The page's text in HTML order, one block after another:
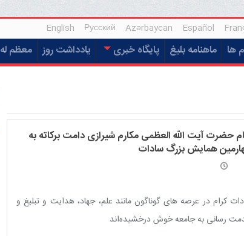
Español
Azərbaycan
Русский
English
ها ماهنامه بلیغ پایگاه خبری یادداشت روز معظم له
حضرت آیت الله العظمی مکارم شیرازی دامت برکاته به
همایش بزرگ سادات
کرام در عرصه های گوناگون مانند علم، جهاد، هدایت و تبلیغ و
رسانی به جامعه خوش درخشیده‌اند